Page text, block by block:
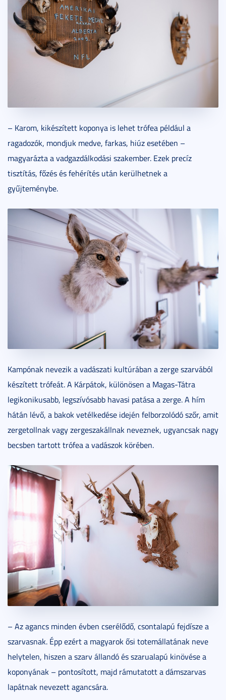
– Karom, kikészített koponya is lehet trófea például a
ragadozók, mondjuk medve, farkas, hiúz esetében –
magyarázta a vadgazdálkodási szakember. Ezek precíz
tisztítás, főzés és fehérítés után kerülhetnek a
gyűjteménybe.
Kampónak nevezik a vadászati kultúrában a zerge szarvából
készített trófeát. A Kárpátok, különösen a Magas-Tátra
legikonikusabb, legszívósabb havasi patása a zerge. A hím
hátán lévő, a bakok vetélkedése idején felborzolódó szőr, amit
zergetollnak vagy zergeszakállnak neveznek, ugyancsak nagy
becsben tartott trófea a vadászok körében.
– Az agancs minden évben cserélődő, csontalapú fejdísze a
szarvasnak. Épp ezért a magyarok ősi totemállatának neve
helytelen, hiszen a szarv állandó és szarualapú kinövése a
koponyának – pontosított, majd rámutatott a dámszarvas
lapátnak nevezett agancsára.